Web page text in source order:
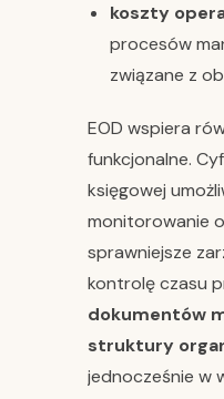
koszty
procesów
związane z
EOD wspiera
funkcjonalne.
księgowej
monitorowanie
sprawniejsze
kontrolę czasu
dokumentów
struktury
jednocześnie w